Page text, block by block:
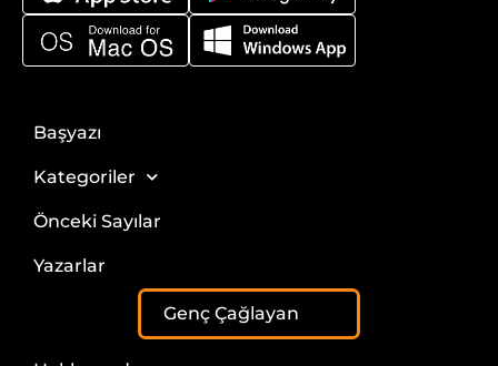
Başyazı
Kategoriler
Önceki Sayılar
Yazarlar
Genç Çağlayan